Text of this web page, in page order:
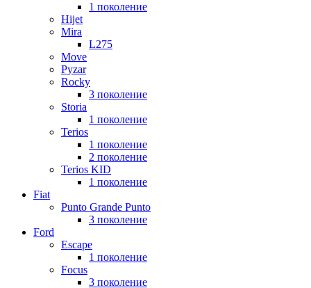
1 поколение
Hijet
Mira
L275
Move
Pyzar
Rocky
3 поколение
Storia
1 поколение
Terios
1 поколение
2 поколение
Terios KID
1 поколение
Fiat
Punto Grande Punto
3 поколение
Ford
Escape
1 поколение
Focus
3 поколение